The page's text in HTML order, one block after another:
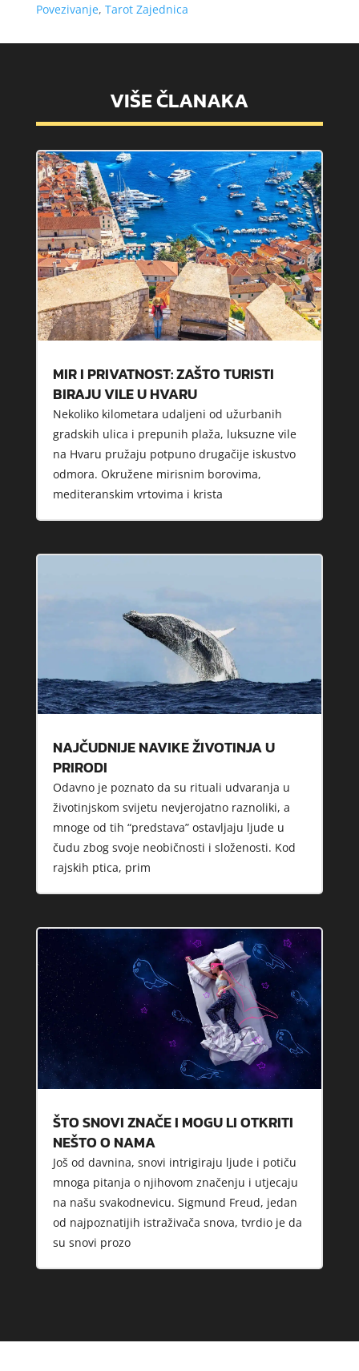
Povezivanje, Tarot Zajednica
VIŠE ČLANAKA
MIR I PRIVATNOST: ZAŠTO TURISTI
BIRAJU VILE U HVARU
Nekoliko kilometara udaljeni od užurbanih
gradskih ulica i prepunih plaža, luksuzne vile
na Hvaru pružaju potpuno drugačije iskustvo
odmora. Okružene mirisnim borovima,
mediteranskim vrtovima i krista
NAJČUDNIJE NAVIKE ŽIVOTINJA U
PRIRODI
Odavno je poznato da su rituali udvaranja u
životinjskom svijetu nevjerojatno raznoliki, a
mnoge od tih “predstava” ostavljaju ljude u
čudu zbog svoje neobičnosti i složenosti. Kod
rajskih ptica, prim
ŠTO SNOVI ZNAČE I MOGU LI OTKRITI
NEŠTO O NAMA
Još od davnina, snovi intrigiraju ljude i potiču
mnoga pitanja o njihovom značenju i utjecaju
na našu svakodnevicu. Sigmund Freud, jedan
od najpoznatijih istraživača snova, tvrdio je da
su snovi prozo